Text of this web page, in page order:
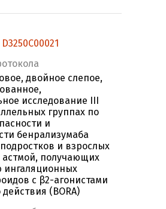
двойное слепое,
исследование III
группах по
и
бенрализумаба
и взрослых
астмой, получающих
с β2-агонистами
(BORA)